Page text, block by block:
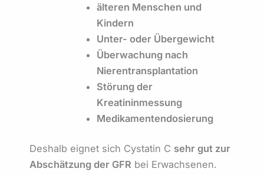
älteren Menschen und
Kindern
Unter- oder Übergewicht
Überwachung nach
Nierentransplantation
Störung der
Kreatininmessung
Medikamentendosierung
Deshalb eignet sich Cystatin C sehr gut zur
Abschätzung der GFR bei Erwachsenen.